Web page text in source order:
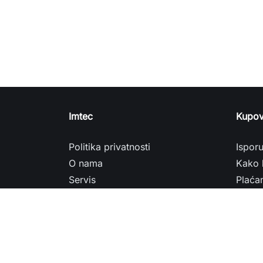
Imtec
Politika privatnosti
O nama
Servis
Kako